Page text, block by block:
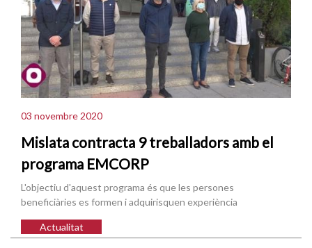
03 novembre 2020
Mislata contracta 9 treballadors amb el
programa EMCORP
L'objectiu d'aquest programa és que les persones
beneficiàries es formen i adquirisquen experiència
Actualitat